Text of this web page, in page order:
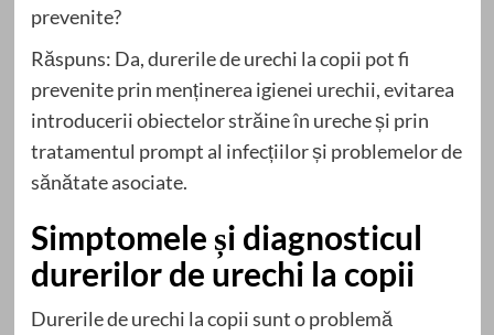
prevenite?
Răspuns: Da, durerile de urechi la copii pot fi
prevenite prin menținerea igienei urechii, evitarea
introducerii obiectelor străine în ureche și prin
tratamentul prompt al infecțiilor și problemelor de
sănătate asociate.
Simptomele și diagnosticul
durerilor de urechi la copii
Durerile de urechi la copii sunt o problemă